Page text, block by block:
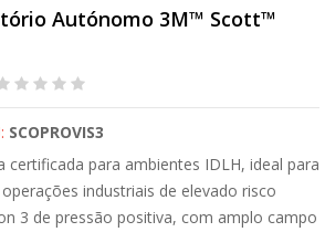
Autónomo 3M™ Scott™
SCOPROVIS3
certificada para ambientes IDLH, ideal para
industriais de elevado risco
3 de pressão positiva, com amplo campo